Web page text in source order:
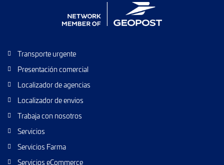
Transporte urgente
Presentación comercial
Localizador de agencias
Localizador de envios
Trabaja con nosotros
Servicios
Servicios Farma
Servicios eCommerce